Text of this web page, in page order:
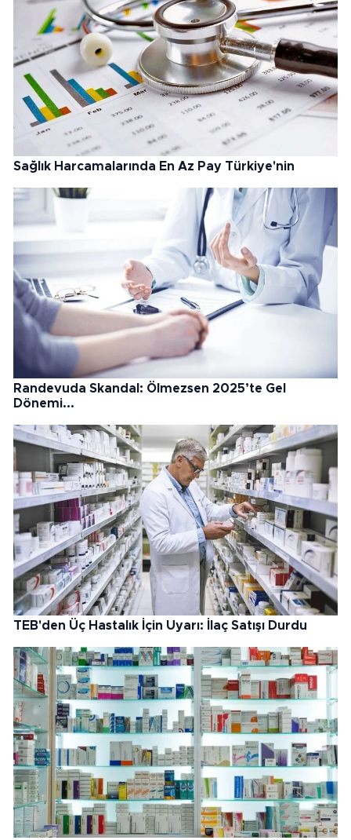
Sağlık Harcamalarında En Az Pay Türkiye'nin
Randevuda Skandal: Ölmezsen 2025’te Gel
Dönemi...
TEB'den Üç Hastalık İçin Uyarı: İlaç Satışı Durdu